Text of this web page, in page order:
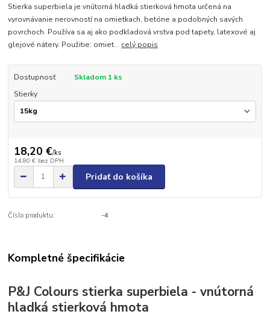
Stierka superbiela je vnútorná hladká stierková hmota určená na
vyrovnávanie nerovností na omietkach, betóne a podobných savých
povrchoch. Používa sa aj ako podkladová vrstva pod tapety, latexové aj
glejové nátery. Použitie: omiet... celý popis
Dostupnosť
Skladom 1 ks
Stierky
18,20 €/ks
14,80 € bez DPH
Pridať do košíka
Číslo produktu: -4
Kompletné špecifikácie
P&J Colours stierka superbiela - vnútorná
hladká stierková hmota